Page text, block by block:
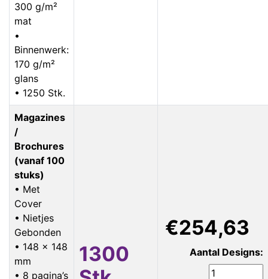
300 g/m²
mat
•
Binnenwerk:
170 g/m²
glans
• 1250 Stk.
Magazines
/
Brochures
(vanaf 100
stuks)
• Met
Cover
• Nietjes
Gebonden
• 148 x 148
mm
• 8 pagina’s
1300
€254,63
Aantal Designs: